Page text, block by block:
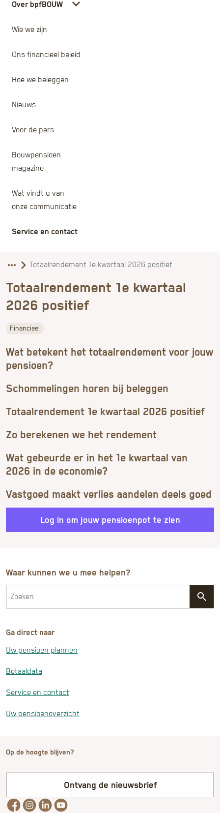
Over bpfBOUW
Wie we zijn
Ons financieel beleid
Hoe we beleggen
Nieuws
Voor de pers
Bouwpensioen
magazine
Wat vindt u van
onze communicatie
Service en contact
Totaalrendement 1e kwartaal
2026 positief
Financieel
Wat betekent het totaalrendement voor jouw
pensioen?
Schommelingen horen bij beleggen
Totaalrendement 1e kwartaal 2026 positief
Zo berekenen we het rendement
Wat gebeurde er in het 1e kwartaal van
2026 in de economie?
Vastgoed maakt verlies aandelen deels goed
Log in om jouw pensioenpot te zien
Waar kunnen we u mee helpen?
Ga direct naar
Uw pensioen plannen
Betaaldata
Service en contact
Uw pensioenoverzicht
Op de hoogte blijven?
Ontvang de nieuwsbrief